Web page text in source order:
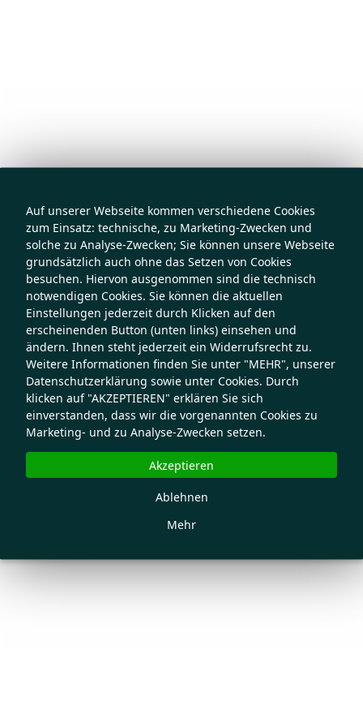
Auf unserer Webseite kommen verschiedene Cookies
zum Einsatz: technische, zu Marketing-Zwecken und
solche zu Analyse-Zwecken; Sie können unsere Webseite
grundsätzlich auch ohne das Setzen von Cookies
besuchen. Hiervon ausgenommen sind die technisch
notwendigen Cookies. Sie können die aktuellen
Einstellungen jederzeit durch Klicken auf den
erscheinenden Button (unten links) einsehen und
ändern. Ihnen steht jederzeit ein Widerrufsrecht zu.
Weitere Informationen finden Sie unter "MEHR", unserer
Datenschutzerklärung sowie unter Cookies. Durch
klicken auf "AKZEPTIEREN" erklären Sie sich
einverstanden, dass wir die vorgenannten Cookies zu
Marketing- und zu Analyse-Zwecken setzen.
Mehr
Ablehnen
Akzeptieren